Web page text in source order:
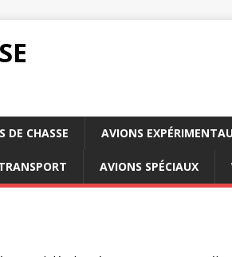
DE CHASSE AVIONS
AVIONS SPÉCIAUX